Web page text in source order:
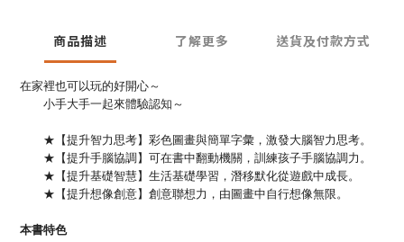
商品描述 了解更多 送貨及付款方式
在家裡也可以玩的好開心～
小手大手一起來體驗認知～
★【提升智力思考】彩色圖畫與簡單字彙，激發大腦智力思考。
★【提升手腦協調】可在書中翻動機關，訓練孩子手腦協調力。
★【提升基礎智慧】生活基礎學習，潛移默化從遊戲中成長。
★【提升想像創意】創意聯想力，由圖畫中自行想像無限。
本書特色